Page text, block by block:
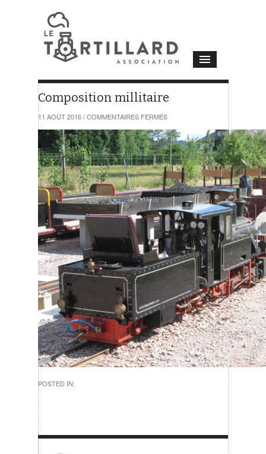
Composition millitaire
11 AOÛT 2016 / COMMENTAIRES FERMÉSSUR
MILLITAIRE
POSTED IN: